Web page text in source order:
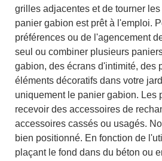
grilles adjacentes et de tourner
panier gabion est prêt à l'emploi.
préférences ou de l'agencement
seul ou combiner plusieurs
gabion, des écrans d'intimité, des
éléments décoratifs dans votre
uniquement le panier gabion. Les
recevoir des accessoires de
accessoires cassés ou usagés.
bien positionné. En fonction de
plaçant le fond dans du béton ou